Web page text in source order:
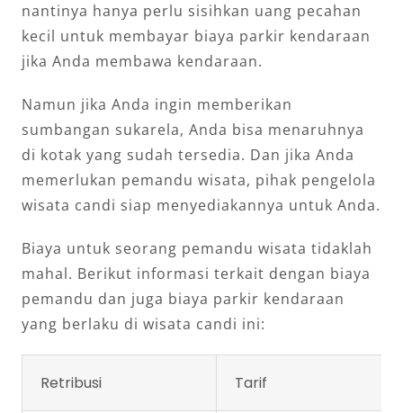
nantinya hanya perlu sisihkan uang pecahan
kecil untuk membayar biaya parkir kendaraan
jika Anda membawa kendaraan.
Namun jika Anda ingin memberikan
sumbangan sukarela, Anda bisa menaruhnya
di kotak yang sudah tersedia. Dan jika Anda
memerlukan pemandu wisata, pihak pengelola
wisata candi siap menyediakannya untuk Anda.
Biaya untuk seorang pemandu wisata tidaklah
mahal. Berikut informasi terkait dengan biaya
pemandu dan juga biaya parkir kendaraan
yang berlaku di wisata candi ini:
Retribusi Tarif